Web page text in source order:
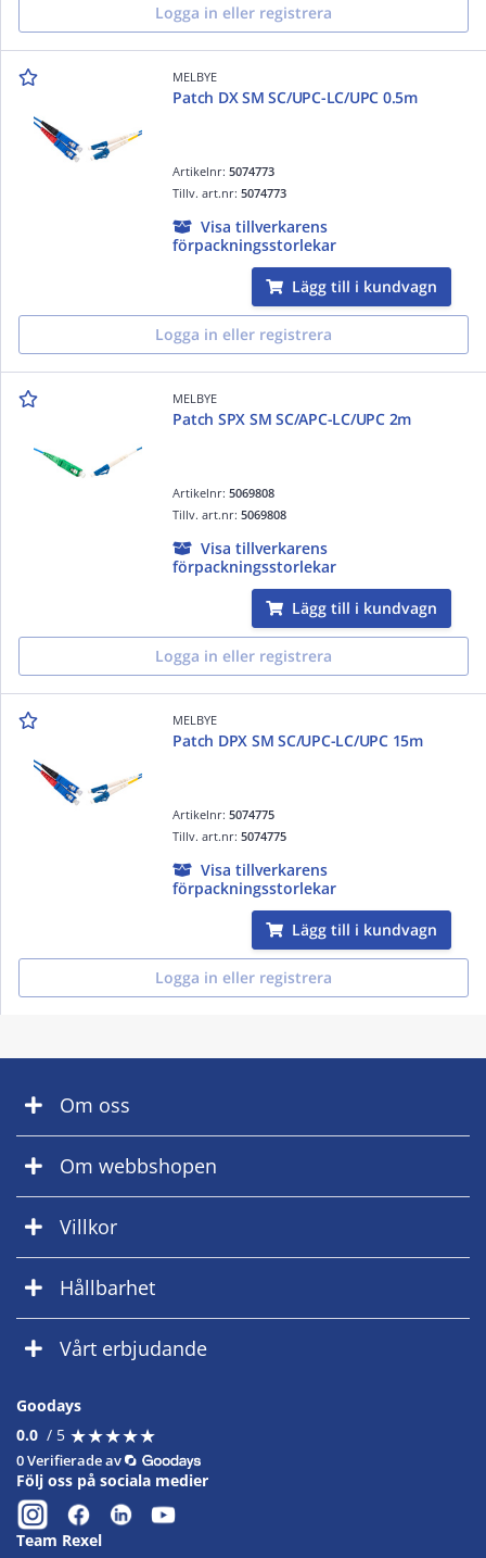
Logga in eller registrera
MELBYE
Patch DX SM SC/UPC-LC/UPC 0.5m
Artikelnr:5074773
Tillv. art.nr:5074773
Visa tillverkarens
förpackningsstorlekar
Lägg till i kundvagn
Logga in eller registrera
MELBYE
Patch SPX SM SC/APC-LC/UPC 2m
Artikelnr:5069808
Tillv. art.nr:5069808
Visa tillverkarens
förpackningsstorlekar
Lägg till i kundvagn
Logga in eller registrera
MELBYE
Patch DPX SM SC/UPC-LC/UPC 15m
Artikelnr:5074775
Tillv. art.nr:5074775
Visa tillverkarens
förpackningsstorlekar
Lägg till i kundvagn
Logga in eller registrera
Om oss
Om webbshopen
Villkor
Hållbarhet
Vårt erbjudande
Goodays
0.0 / 5 ★★★★★
★★★★★
0 Verifierade av
Följ oss på sociala medier
Team Rexel